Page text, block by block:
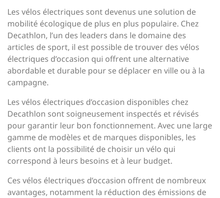
Les vélos électriques sont devenus une solution de
mobilité écologique de plus en plus populaire. Chez
Decathlon, l’un des leaders dans le domaine des
articles de sport, il est possible de trouver des vélos
électriques d’occasion qui offrent une alternative
abordable et durable pour se déplacer en ville ou à la
campagne.
Les vélos électriques d’occasion disponibles chez
Decathlon sont soigneusement inspectés et révisés
pour garantir leur bon fonctionnement. Avec une large
gamme de modèles et de marques disponibles, les
clients ont la possibilité de choisir un vélo qui
correspond à leurs besoins et à leur budget.
Ces vélos électriques d’occasion offrent de nombreux
avantages, notamment la réduction des émissions de